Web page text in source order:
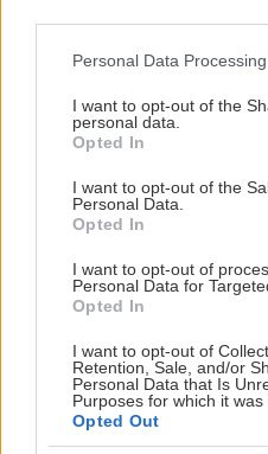
Please note that this website/
not limited to your visit or
grant or deny consent to
use your data for below
consent section.
Personal Data
I want to opt-out of the
personal data.
Opted In
I want to opt-out of the
Personal Data.
Opted In
I want to opt-out of
Personal Data for
Opted In
I want to opt-out of
Retention, Sale, and/or
Personal Data that Is
Purposes for which it was
Opted Out
Σουνίου) της δίνει έξτρα
Ο Βορράς: Ραφήνα,
Μαραθώνας, Σέσι
Βορείων Προαστίων
πλεονέκτημα των
λιγότερου κόσμου
δέος» της Παραλιακής.
το γεγονός ότι τις
και η κίνηση τα